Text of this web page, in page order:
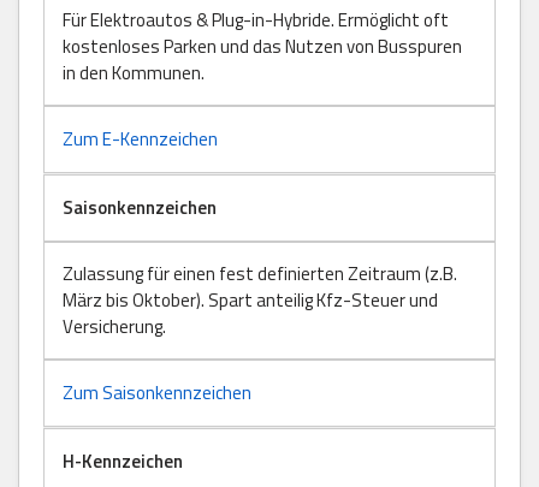
Für Elektroautos & Plug-in-Hybride. Ermöglicht oft
kostenloses Parken und das Nutzen von Busspuren
in den Kommunen.
Zum E-Kennzeichen
Saisonkennzeichen
Zulassung für einen fest definierten Zeitraum (z.B.
März bis Oktober). Spart anteilig Kfz-Steuer und
Versicherung.
Zum Saisonkennzeichen
H-Kennzeichen